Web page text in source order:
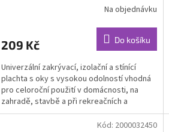
Na objednávku
209 Kč Do košíku
Univerzální zakrývací, izolační a stínící
plachta s oky s vysokou odolností vhodná
pro celoroční použití v domácnosti, na
zahradě, stavbě a při rekreačních a
sportovních...
Kód: 2000032450